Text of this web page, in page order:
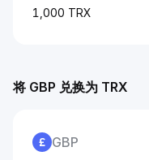
1,000 TRX
将 GBP 兑换为 TRX
GBP